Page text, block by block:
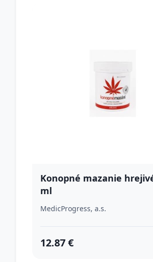
Konopné mazanie
ml
MedicProgress, a.s.
12.87 €